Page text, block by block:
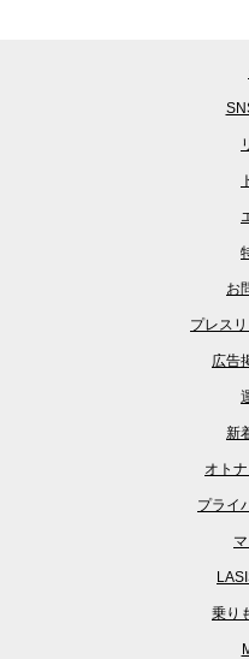
お
プレス
広告
新
オト
プライ
乗り